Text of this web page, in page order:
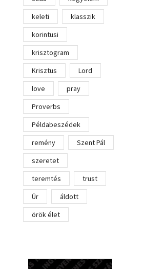
keleti
klasszik
korintusi
krisztogram
Krisztus
Lord
love
pray
Proverbs
Példabeszédek
remény
Szent Pál
szeretet
teremtés
trust
Úr
áldott
örök élet